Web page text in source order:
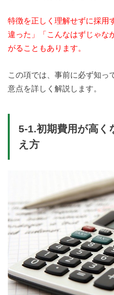
特徴を正しく理解せずに採用
違った」「こんなはずじゃな
がることもあります。
この項では、事前に必ず知っ
意点を詳しく解説します。
5-1.初期費用が高く
え方